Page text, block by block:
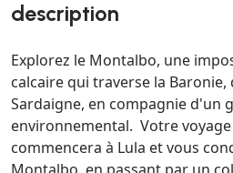
description
Explorez le Montalbo, une
calcaire qui traverse la
Sardaigne, en compagnie d'un
environnemental. Votre
commencera à Lula et vous